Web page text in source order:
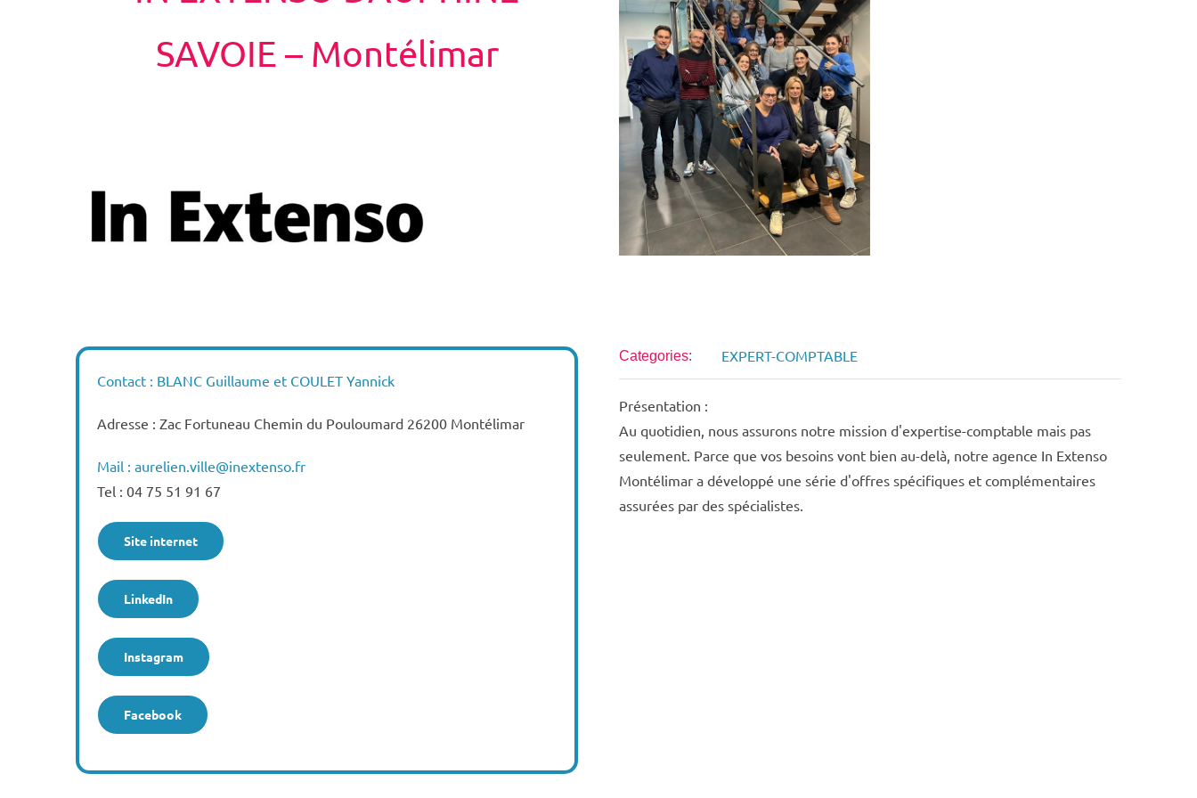
SAVOIE – Montélimar
Contact : BLANC Guillaume et COULET Yannick
Adresse : Zac Fortuneau Chemin du Pouloumard 26200 Montélimar
Mail : aurelien.ville@inextenso.fr
Tel : 04 75 51 91 67
Site internet
LinkedIn
Instagram
Facebook
Categories: EXPERT-COMPTABLE
Présentation :
Au quotidien, nous assurons notre mission d'expertise-comptable mais pas
seulement. Parce que vos besoins vont bien au-delà, notre agence In Extenso
Montélimar a développé une série d'offres spécifiques et complémentaires
assurées par des spécialistes.